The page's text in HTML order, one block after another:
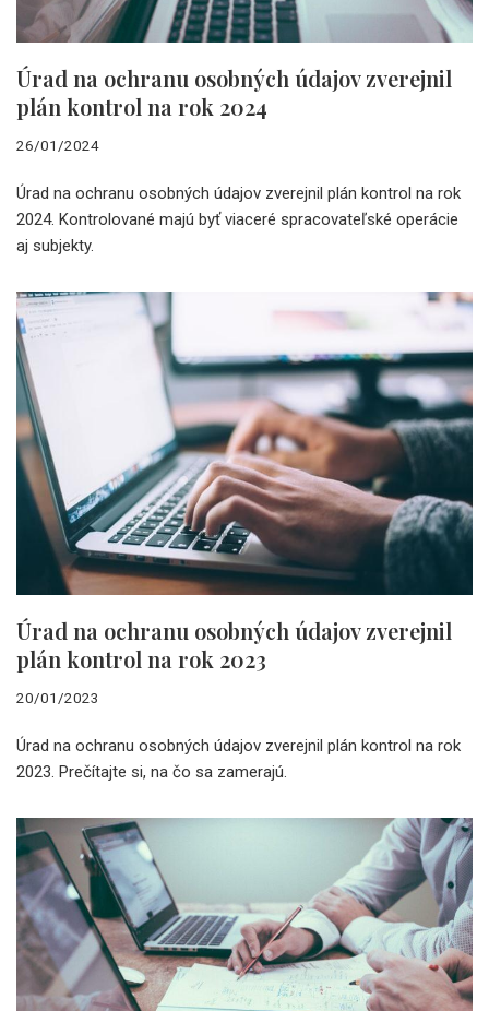
Úrad na ochranu osobných údajov zverejnil
plán kontrol na rok 2024
26/01/2024
Úrad na ochranu osobných údajov zverejnil plán kontrol na rok
2024. Kontrolované majú byť viaceré spracovateľské operácie
aj subjekty.
Úrad na ochranu osobných údajov zverejnil
plán kontrol na rok 2023
20/01/2023
Úrad na ochranu osobných údajov zverejnil plán kontrol na rok
2023. Prečítajte si, na čo sa zamerajú.